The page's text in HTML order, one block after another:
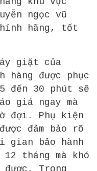
ngọc vũ
hãng, tốt
giặt của
được phục
đến 30 phút sẽ
giá ngay mà
đợi. Phụ kiện
đảm bảo rõ
gian bảo hành
tháng mà khó
Trong